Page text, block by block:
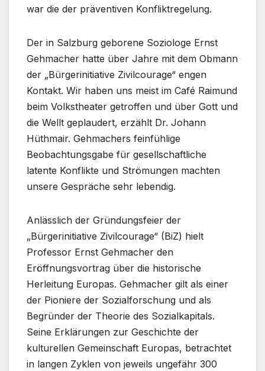
war die der präventiven Konfliktregelung.
Der in Salzburg geborene Soziologe Ernst
Gehmacher hatte über Jahre mit dem Obmann
der „Bürgerinitiative Zivilcourage“ engen
Kontakt. Wir haben uns meist im Café Raimund
beim Volkstheater getroffen und über Gott und
die Wellt geplaudert, erzählt Dr. Johann
Hüthmair. Gehmachers feinfühlige
Beobachtungsgabe für gesellschaftliche
latente Konflikte und Strömungen machten
unsere Gespräche sehr lebendig.
Anlässlich der Gründungsfeier der
„Bürgerinitiative Zivilcourage“ (BiZ) hielt
Professor Ernst Gehmacher den
Eröffnungsvortrag über die historische
Herleitung Europas. Gehmacher gilt als einer
der Pioniere der Sozial­forschung und als
Begründer der Theorie des Sozialkapitals.
Seine Erklärungen zur Ge­schich­te der
kulturellen Gemeinschaft Europas, betrach­tet
in langen Zyklen von jeweils ungefähr 300